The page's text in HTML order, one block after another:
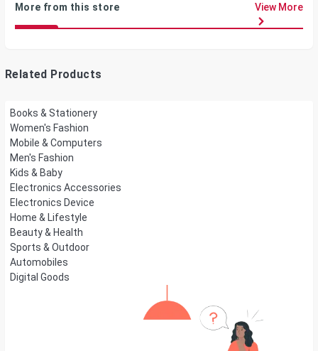
More from this store View More
Related Products
Books & Stationery
Women's Fashion
Mobile & Computers
Men's Fashion
Kids & Baby
Electronics Accessories
Electronics Device
Home & Lifestyle
Beauty & Health
Sports & Outdoor
Automobiles
Digital Goods